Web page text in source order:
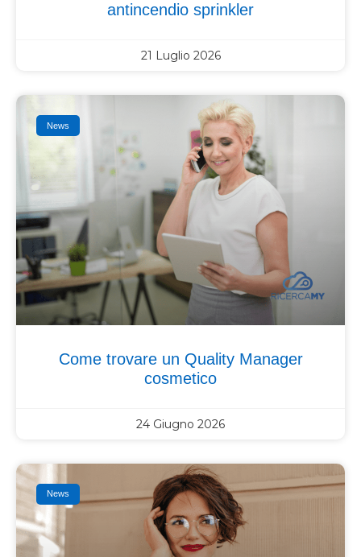
antincendio sprinkler
21 Luglio 2026
News
Come trovare un Quality Manager
cosmetico
24 Giugno 2026
News